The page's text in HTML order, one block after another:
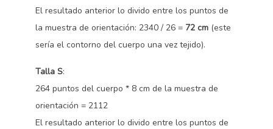
El resultado anterior lo divido entre los puntos de
la muestra de orientación: 2340 / 26 = 72 cm (este
sería el contorno del cuerpo una vez tejido).
Talla S:
264 puntos del cuerpo * 8 cm de la muestra de
orientación = 2112
El resultado anterior lo divido entre los puntos de